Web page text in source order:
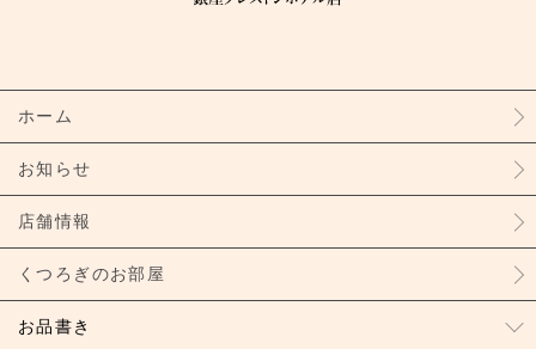
ホーム
お知らせ
店舗情報
くつろぎのお部屋
お品書き